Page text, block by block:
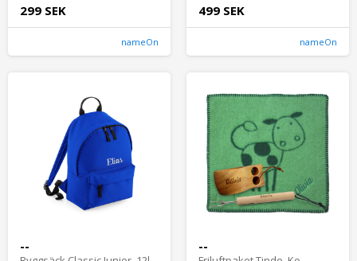
299 SEK
nameOn
499 SEK
nameOn
-- --